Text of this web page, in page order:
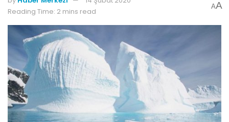
Reading Time: 2 mins read
AA